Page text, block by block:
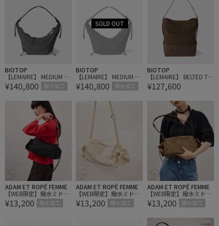
BIOTOP
【LEMAIRE】 MEDIUM S
OFT GAME BAG
¥140,800 撥水加工
BIOTOP
【LEMAIRE】 MEDIUM S
OFT GAME BAG
¥140,800 撥水加工
BIOTOP
【LEMAIRE】 BELTED TO
TE BAG
¥127,600
ADAM ET ROPÉ FEMME
【WEB限定】撥水ミドル
ショルダーバッグ
¥13,200 撥水加工
ADAM ET ROPÉ FEMME
【WEB限定】撥水ミドル
ショルダーバッグ
¥13,200 撥水加工
ADAM ET ROPÉ FEMME
【WEB限定】撥水ミドル
ショルダーバッグ
¥13,200 撥水加工